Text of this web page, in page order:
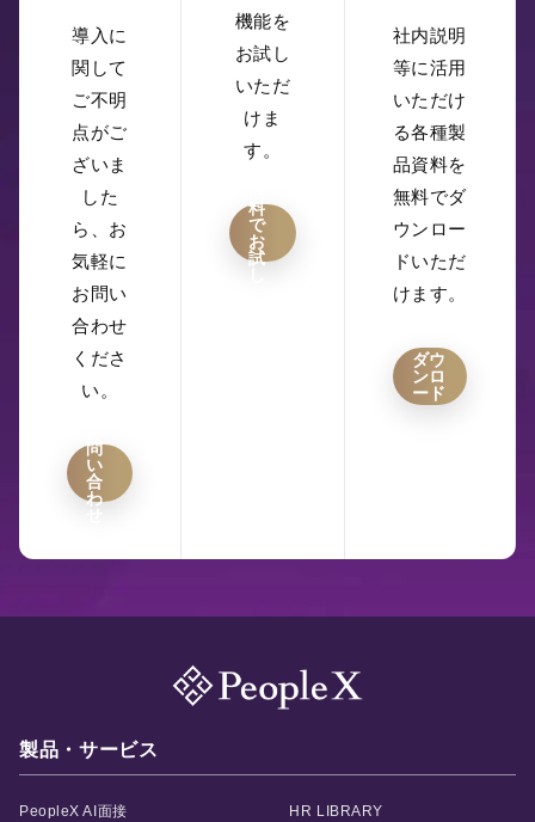
導入に
関して
ご不明
点がご
ざいま
した
ら、お
気軽に
お問い
合わせ
くださ
い。
問
い
合
わ
機能を
お試し
いただ
けま
す。
料
で
お
試
社内説明
等に活用
いただけ
る各種製
品資料を
無料でダ
ウンロー
ドいただ
けます。
ダウ
ンロ
ード
製品・サービス
PeopleX AI面接 HR LIBRARY